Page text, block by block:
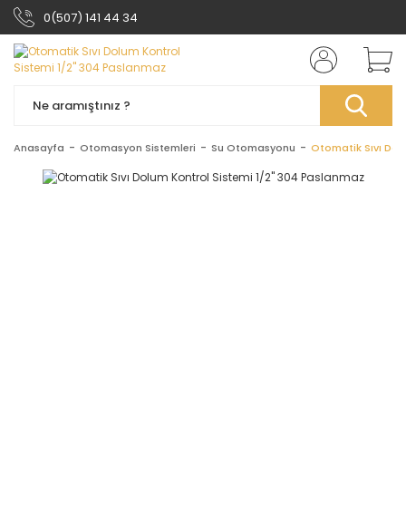
0(507) 141 44 34
Anasayfa Otomasyon Sistemleri Su Otomasyonu Otomatik Sıvı